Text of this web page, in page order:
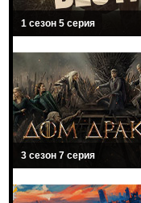
1 сезон 5 серия
3 сезон 7 серия